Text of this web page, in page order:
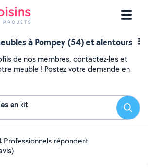
à Pompey (54) et alentours
de nos membres, contactez-les et
meuble ! Postez votre demande en
en kit
Professionnels répondent